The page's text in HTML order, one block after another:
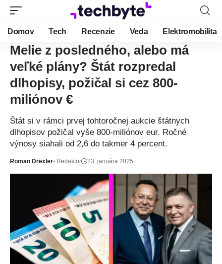
Domov Tech Recenzie Veda Elektromobilita
Melie z posledného, alebo má
veľké plány? Štát rozpredal
dlhopisy, požičal si cez 800-
miliónov €
Štát si v rámci prvej tohtoročnej aukcie štátnych
dlhopisov požičal vyše 800-miliónov eur. Ročné
výnosy siahali od 2,6 do takmer 4 percent.
Roman Drexler- Redaktor 23. januára 2025